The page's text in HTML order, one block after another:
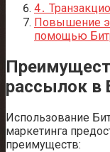
4․
Повышение
помощью
рассылок в
Использование
маркетинга
преимуществ: